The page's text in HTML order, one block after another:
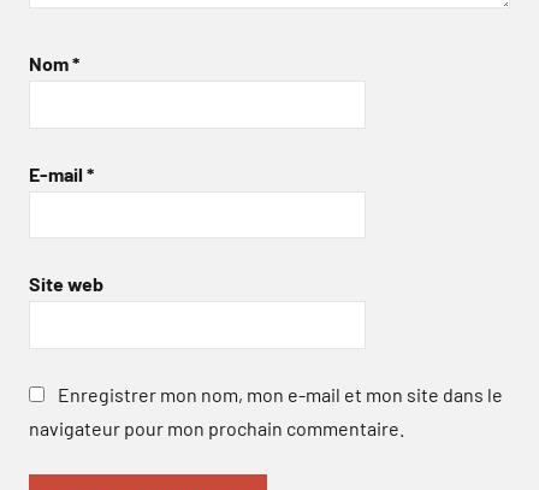
Nom*
E-mail *
Site web
Enregistrer mon nom, mon e-mail et mon site dans le
navigateur pour mon prochain commentaire.